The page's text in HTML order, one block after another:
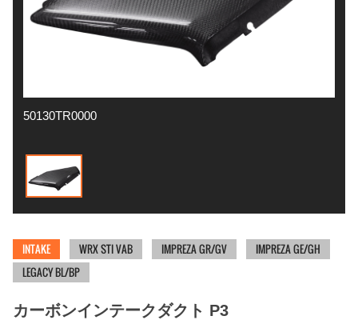
50130TR0000
INTAKE WRX STI VAB IMPREZA GR/GV
IMPREZA GE/GH
LEGACY BL/BP
カーボンインテークダクト P3